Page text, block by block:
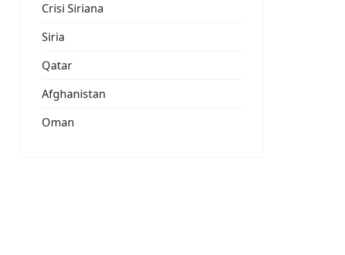
Crisi Siriana
Siria
Qatar
Afghanistan
Oman